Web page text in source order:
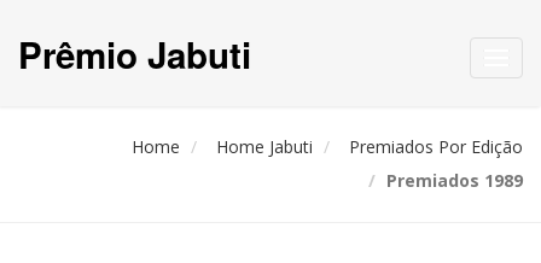
Prêmio Jabuti
Home Home Jabuti
Premiados Por Edição
Premiados 1989